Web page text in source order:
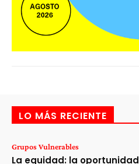
LO MÁS RECIENTE
Grupos Vulnerables
La equidad: la oportunidad